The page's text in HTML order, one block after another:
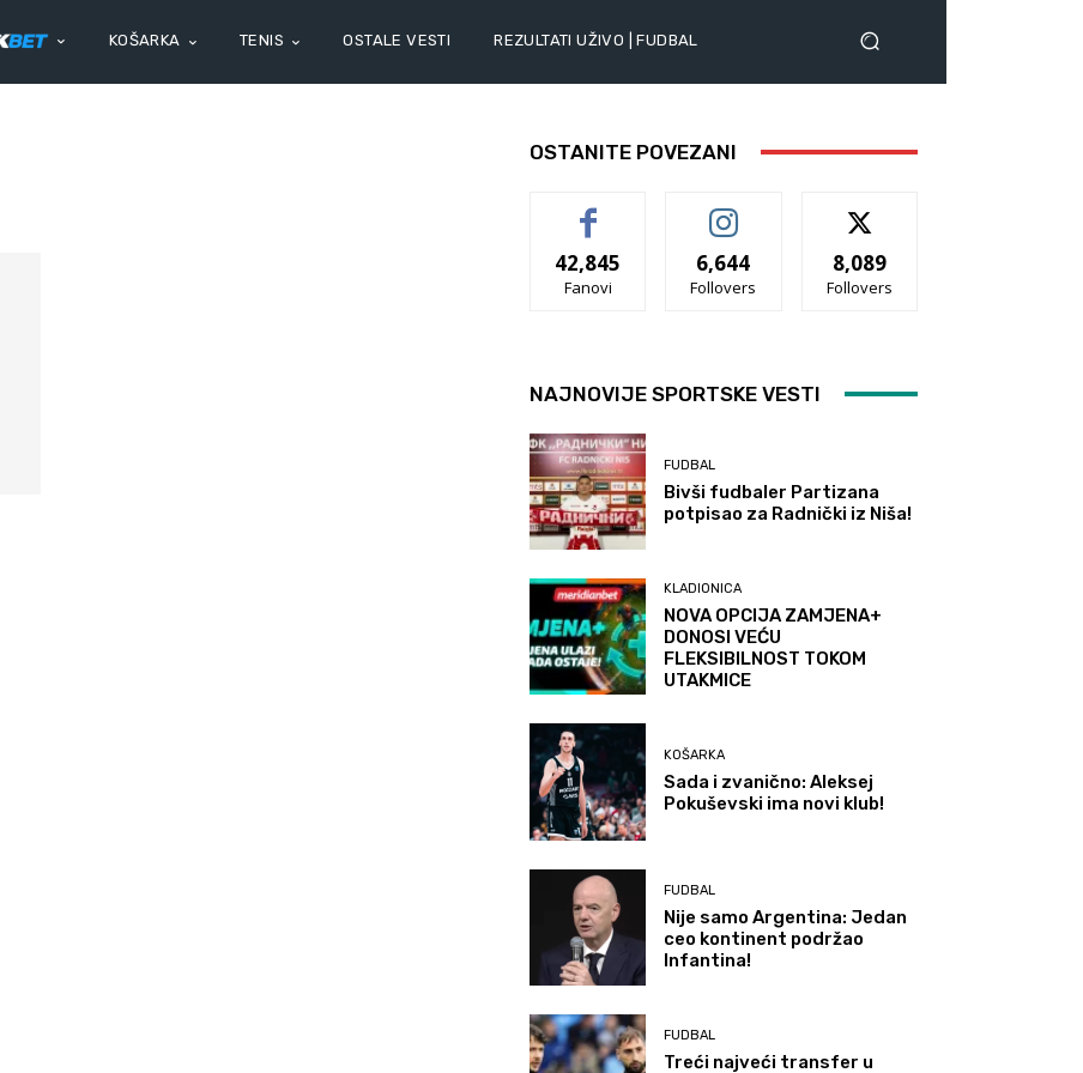
KOŠARKA TENIS OSTALE VESTI REZULTATI UŽIVO | FUDBAL
OSTANITE POVEZANI
42,845
Fanovi
6,644
Follovers
8,089
Follovers
NAJNOVIJE SPORTSKE VESTI
FUDBAL
Bivši fudbaler Partizana
potpisao za Radnički iz Niša!
KLADIONICA
NOVA OPCIJA ZAMJENA+
DONOSI VEĆU
FLEKSIBILNOST TOKOM
UTAKMICE
KOŠARKA
Sada i zvanično: Aleksej
Pokuševski ima novi klub!
FUDBAL
Nije samo Argentina: Jedan
ceo kontinent podržao
Infantina!
FUDBAL
Treći najveći transfer u